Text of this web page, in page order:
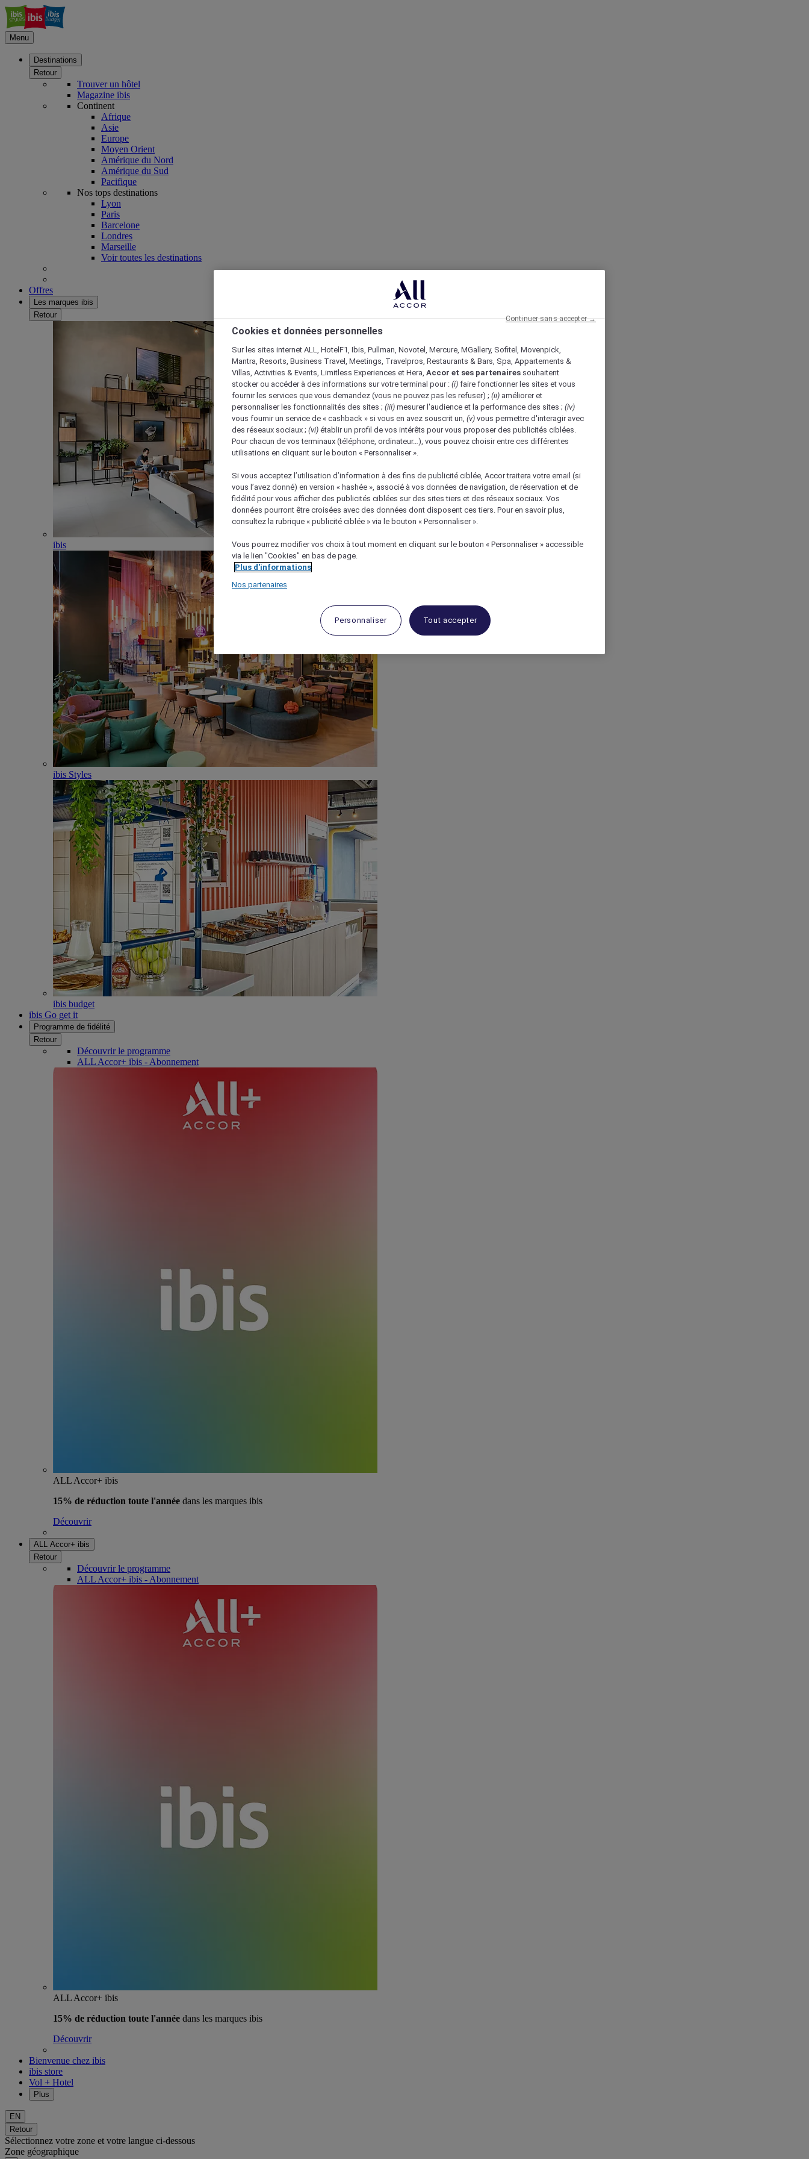
Menu
Destinations
Retour
Trouver un hôtel
Magazine ibis
Continent
Afrique
Asie
Europe
Moyen Orient
Amérique du Nord
Amérique du Sud
Pacifique
Nos tops destinations
Lyon
Paris
Barcelone
Londres
Marseille
Voir toutes les destinations
Offres
Les marques ibis
Retour
ibis
ibis Styles
ibis budget
ibis Go get it
Programme de fidélité
Retour
Découvrir le programme
ALL Accor+ ibis - Abonnement
ALL Accor+ ibis
15% de réduction toute l'année dans les marques ibis
Découvrir
ALL Accor+ ibis
Retour
Découvrir le programme
ALL Accor+ ibis - Abonnement
ALL Accor+ ibis
15% de réduction toute l'année dans les marques ibis
Découvrir
Bienvenue chez ibis
ibis store
Vol + Hotel
Plus
EN
Retour
Sélectionnez votre zone et votre langue ci-dessous
Zone géographique
Cookies et données personnelles
Sur les sites internet ALL, HotelF1, Ibis, Pullman, Novotel, Mercure, MGallery, Sofitel, Movenpick,
Mantra, Resorts, Business Travel, Meetings, Travelpros, Restaurants & Bars, Spa, Appartements &
Villas, Activities & Events, Limitless Experiences et Hera, Accor et ses partenaires souhaitent
stocker ou accéder à des informations sur votre terminal pour : (i) faire fonctionner les sites et vous
fournir les services que vous demandez (vous ne pouvez pas les refuser) ; (ii) améliorer et
personnaliser les fonctionnalités des sites ; (iii) mesurer l'audience et la performance des sites ; (iv)
vous fournir un service de « cashback » si vous en avez souscrit un, (v) vous permettre d'interagir avec
des réseaux sociaux ; (vi) établir un profil de vos intérêts pour vous proposer des publicités ciblées.
Pour chacun de vos terminaux (téléphone, ordinateur…), vous pouvez choisir entre ces différentes
utilisations en cliquant sur le bouton « Personnaliser ».
Si vous acceptez l’utilisation d’information à des fins de publicité ciblée, Accor traitera votre email (si
vous l’avez donné) en version « hashée », associé à vos données de navigation, de réservation et de
fidélité pour vous afficher des publicités ciblées sur des sites tiers et des réseaux sociaux. Vos
données pourront être croisées avec des données dont disposent ces tiers. Pour en savoir plus,
consultez la rubrique « publicité ciblée » via le bouton « Personnaliser ».
Vous pourrez modifier vos choix à tout moment en cliquant sur le bouton « Personnaliser » accessible
via le lien "Cookies" en bas de page.
Plus d'informations
Nos partenaires
Personnaliser Tout accepter
Continuer sans accepter →